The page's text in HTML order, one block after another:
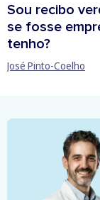
Sou recibo
se fosse
tenho?
José Pinto-Coelho